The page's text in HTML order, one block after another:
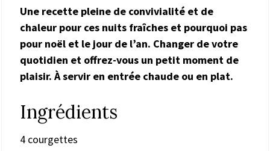
Une recette pleine de convivialité et de
chaleur pour ces nuits fraîches et pourquoi pas
pour noël et le jour de l’an. Changer de votre
quotidien et offrez-vous un petit moment de
plaisir. À servir en entrée chaude ou en plat.
Ingrédients
4 courgettes